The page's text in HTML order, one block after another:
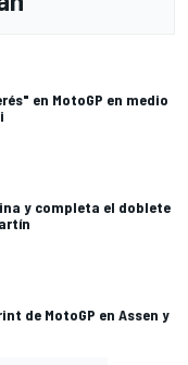
en MotoGP en medio
y completa el doblete
de MotoGP en Assen y